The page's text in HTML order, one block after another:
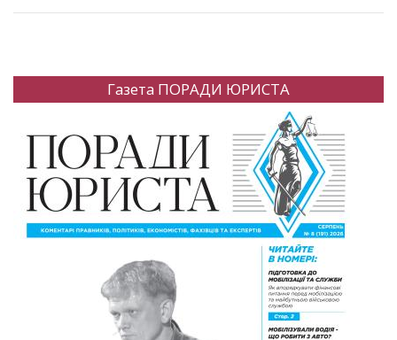
Газета ПОРАДИ ЮРИСТА